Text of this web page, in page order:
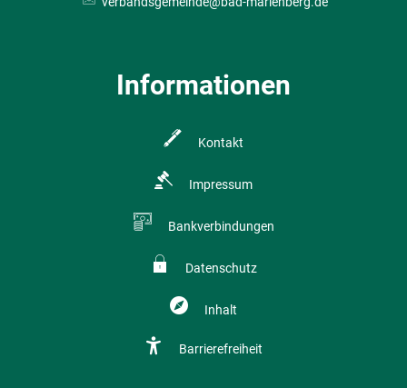
Informationen
Kontakt
Impressum
Bankverbindungen
Datenschutz
Inhalt
Barrierefreiheit